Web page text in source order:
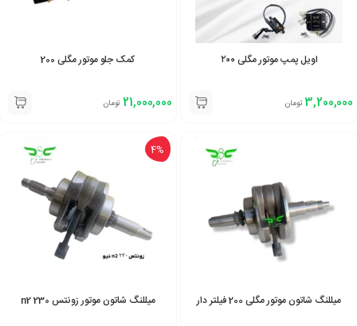
اویل پمپ موتور مگلی ۲۰۰
3,200,000 تومان
کمک جلو موتور مگلی 200
21,000,000 تومان
میللنگ شاتون موتور مگلی 200 فیلتر دار
4%
میللنگ شاتون موتور زونتس 230 n2